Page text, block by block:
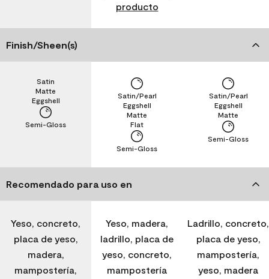
producto
Finish/Sheen(s)
Semi-Gloss
Eggshell
Matte
Satin
Semi-Gloss
Flat
Matte
Eggshell
Satin/Pearl
Semi-Gloss
Matte
Eggshell
Satin/Pearl
Recomendado para uso en
Yeso, concreto,
placa de yeso,
madera,
mampostería,
Yeso, madera,
ladrillo, placa de
yeso, concreto,
mampostería
Ladrillo, concreto,
placa de yeso,
mampostería,
yeso, madera